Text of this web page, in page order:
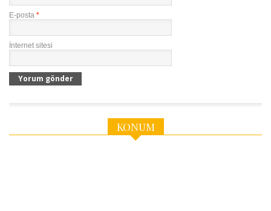
E-posta *
İnternet sitesi
KONUM